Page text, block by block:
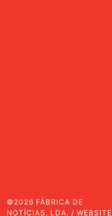
©2026 FÁBRICA DE
NOTÍCIAS, LDA. / WEBSITE